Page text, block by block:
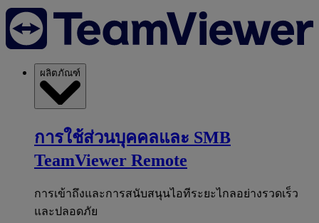
ผลิตภัณฑ์
การใช้ส่วนบุคคลและ SMB
TeamViewer Remote
การเข้าถึงและการสนับสนุนไอทีระยะไกลอย่างรวดเร็ว
และปลอดภัย